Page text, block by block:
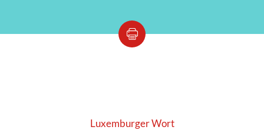
Luxemburger Wort